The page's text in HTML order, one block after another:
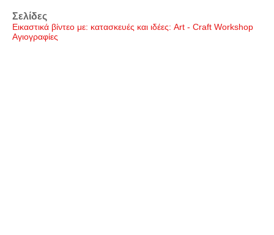
Σελίδες
Εικαστικά βίντεο με: κατασκευές και ιδέες: Art - Craft Workshop
Αγιογραφίες